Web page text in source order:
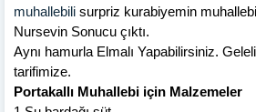
muhallebili surpriz kurabiyemin
Nursevin Sonucu çıktı.
Aynı hamurla Elmalı Yapabilirsiniz.
tarifimize.
Portakallı Muhallebi için Malzemeler